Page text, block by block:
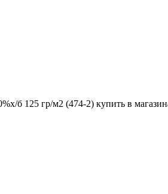
б 125 гр/м2 (474-2) купить в